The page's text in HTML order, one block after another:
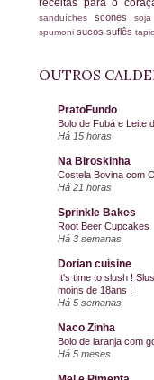
receitas para o
sanduíches scones soja
spumoni sucos suflês
OUTROS
PratoFundo
Bolo de Fubá e Leite
Há 15 horas
Na Biroskinha
Costela Bovina com
Há 21 horas
Sprinkle Bakes
Root Beer Cupcakes
Há 3 semanas
Dorian cuisine
It's time to slush !
moins de 18ans !
Há 5 semanas
Naco Zinha
Bolo de laranja com
Há 5 meses